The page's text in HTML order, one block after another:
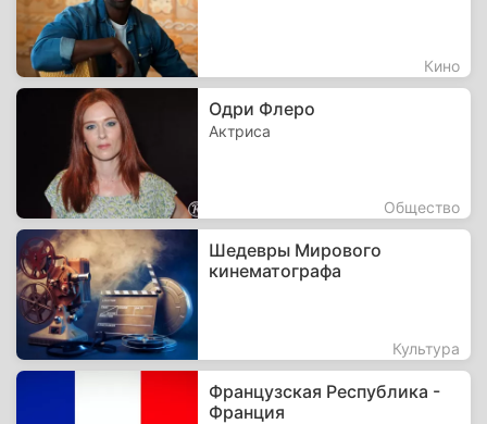
Кино
Одри Флеро
Актриса
Общество
Шедевры Мирового
кинематографа
Культура
Французская Республика -
Франция